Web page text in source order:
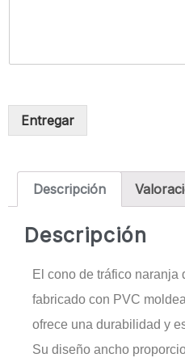
Entregar
Descripción
Descripción
El cono de tráfico naranja
fabricado con PVC
ofrece una durabilidad y
Su diseño ancho